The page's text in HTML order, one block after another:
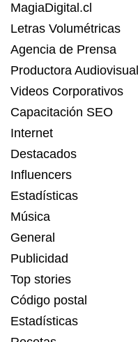
MagiaDigital.cl
Letras Volumétricas
Agencia de Prensa
Productora Audiovisual
Videos Corporativos
Capacitación SEO
Internet
Destacados
Influencers
Estadísticas
Música
General
Publicidad
Top stories
Código postal
Estadísticas